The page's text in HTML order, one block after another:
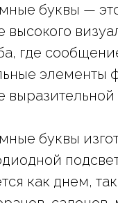
буквы —
высокого
где
элементы
буквы
как днем,